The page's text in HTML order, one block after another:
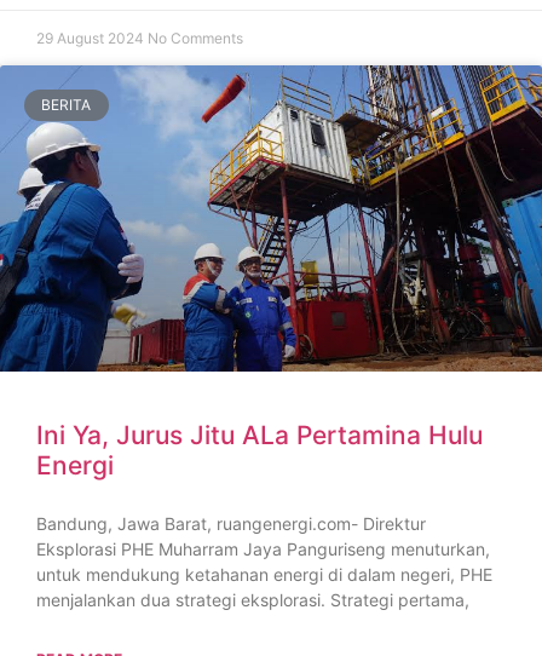
29 August 2024 No Comments
BERITA
Ini Ya, Jurus Jitu ALa Pertamina Hulu
Energi
Bandung, Jawa Barat, ruangenergi.com- Direktur
Eksplorasi PHE Muharram Jaya Panguriseng menuturkan,
untuk mendukung ketahanan energi di dalam negeri, PHE
menjalankan dua strategi eksplorasi. Strategi pertama,